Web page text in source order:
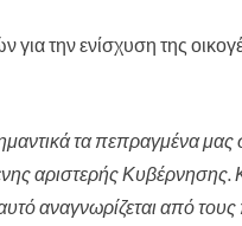
για την ενίσχυση της
τα πεπραγμένα μας
αριστερής Κυβέρνησης.
αναγνωρίζεται από τους
ηρώων